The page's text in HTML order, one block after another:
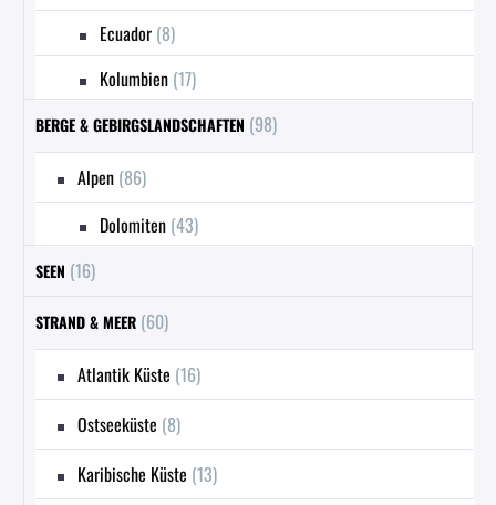
Ecuador (8)
Kolumbien (17)
BERGE & GEBIRGSLANDSCHAFTEN (98)
Alpen (86)
Dolomiten (43)
SEEN (16)
STRAND & MEER (60)
Atlantik Küste (16)
Ostseeküste (8)
Karibische Küste (13)